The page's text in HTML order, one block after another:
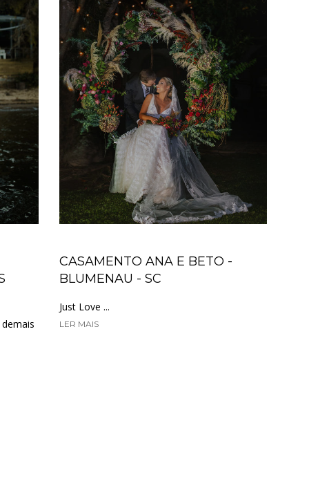
CASAMENTO ANA E BETO -
BLUMENAU - SC
Just Love ...
LER MAIS